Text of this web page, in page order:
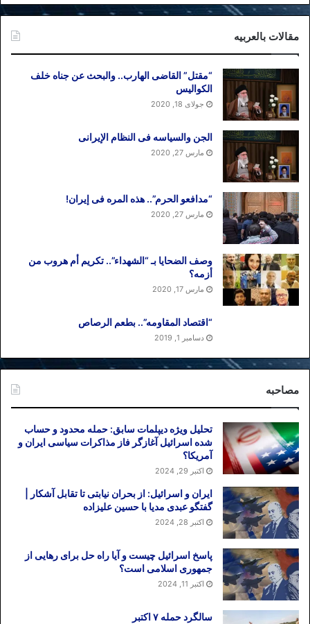
مقالات بالعربیه
“مقتل” القاضی الهارب.. والبحث عن جناه خلف
الکوالیس
جولای 18, 2020
الجن والسیاسه فی النظام اﻹیرانی
مارس 27, 2020
“مدافعو الحرم”.. هذه المره فی إیران!
مارس 27, 2020
وصف الضحایا بـ “الشهداء”.. تکریم أم هروب من
أزمه؟
مارس 17, 2020
“اقتصاد المقاومه”.. بطعم الرصاص
دسامبر 1, 2019
مصاحبه
تحلیل ویژه دیپلمات سابق: حمله محدود و حساب
شده اسرائیل آغازگر فاز مذاکرات سیاسی ایران و
آمریکا؟
اکتبر 29, 2024
ایران و اسرائیل: از بحران نیابتی تا تقابل آشکار |
گفتگو عبدی مدیا با حسین علیزاده
اکتبر 28, 2024
پاسخ اسرائیل چیست و آیا راه حل برای رهایی از
جمهوری اسلامی است؟
اکتبر 11, 2024
سالگرد حمله ۷ اکتبر